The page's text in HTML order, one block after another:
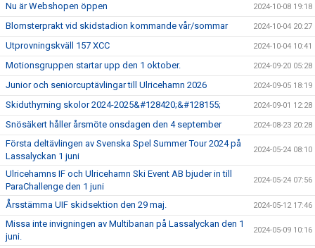
Nu är Webshopen öppen 2024-10-08 19:18
Blomsterprakt vid skidstadion kommande vår/sommar 2024-10-04 20:27
Utprovningskväll 157 XCC 2024-10-04 10:41
Motionsgruppen startar upp den 1 oktober. 2024-09-20 05:28
Junior och seniorcuptävlingar till Ulricehamn 2026 2024-09-05 18:19
Skiduthyrning skolor 2024-2025&#128420;&#128155; 2024-09-01 12:28
Snösäkert håller årsmöte onsdagen den 4 september 2024-08-23 20:28
Första deltävlingen av Svenska Spel Summer Tour 2024 på
Lassalyckan 1 juni
2024-05-24 08:10
Ulricehamns IF och Ulricehamn Ski Event AB bjuder in till
ParaChallenge den 1 juni
2024-05-24 07:56
Årsstämma UIF skidsektion den 29 maj. 2024-05-12 17:46
Missa inte invigningen av Multibanan på Lassalyckan den 1
juni.
2024-05-09 10:16